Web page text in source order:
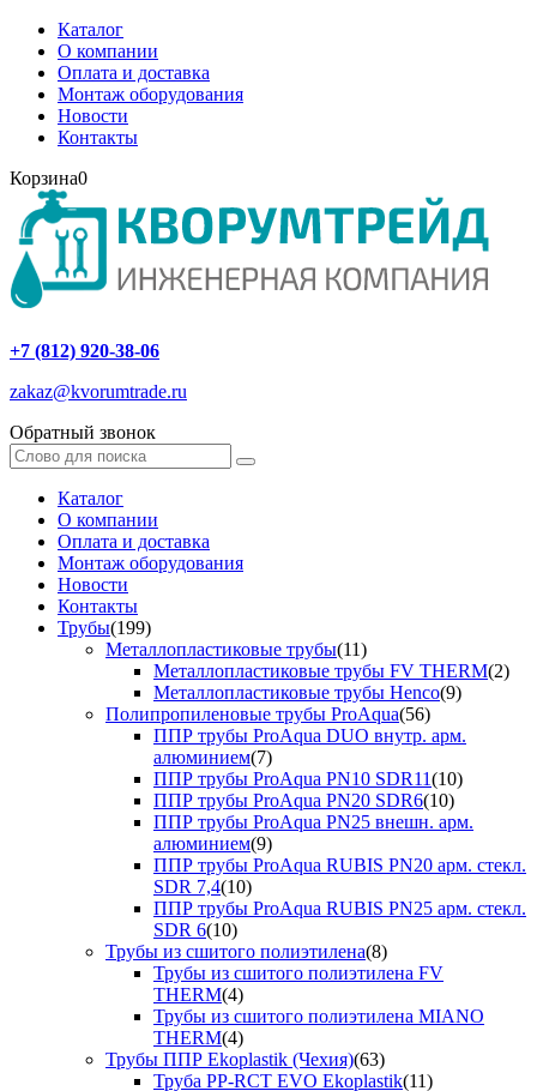
Каталог
О компании
Оплата и доставка
Монтаж оборудования
Новости
Контакты
Корзина0
+7 (812) 920-38-06
zakaz@kvorumtrade.ru
Обратный звонок
Каталог
О компании
Оплата и доставка
Монтаж оборудования
Новости
Контакты
Трубы(199)
Металлопластиковые трубы(11)
Металлопластиковые трубы FV THERM(2)
Металлопластиковые трубы Henco(9)
Полипропиленовые трубы ProAqua(56)
ППР трубы ProAqua DUO внутр. арм.
алюминием(7)
ППР трубы ProAqua PN10 SDR11(10)
ППР трубы ProAqua PN20 SDR6(10)
ППР трубы ProAqua PN25 внешн. арм.
алюминием(9)
ППР трубы ProAqua RUBIS PN20 арм. стекл.
SDR 7,4(10)
ППР трубы ProAqua RUBIS PN25 арм. стекл.
SDR 6(10)
Трубы из сшитого полиэтилена(8)
Трубы из сшитого полиэтилена FV
THERM(4)
Трубы из сшитого полиэтилена MIANO
THERM(4)
Трубы ППР Ekoplastik (Чехия)(63)
Труба PP-RCT EVO Ekoplastik(11)